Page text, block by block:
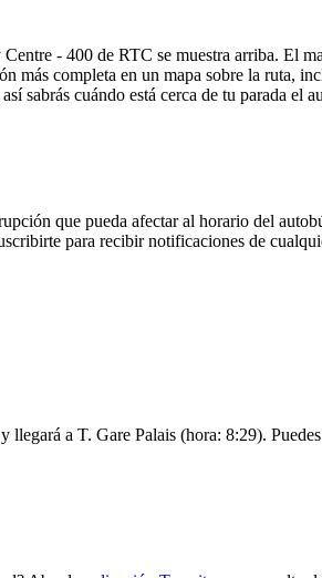
- 400 de RTC se muestra arriba. El
más completa en un mapa sobre la ruta,
sabrás cuándo está cerca de tu parada el
que pueda afectar al horario del
para recibir notificaciones de
a T. Gare Palais (hora: 8:29).